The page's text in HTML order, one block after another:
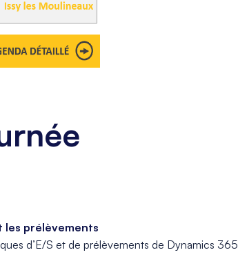
les prélèvements
d’E/S et de prélèvements de Dynamics 365